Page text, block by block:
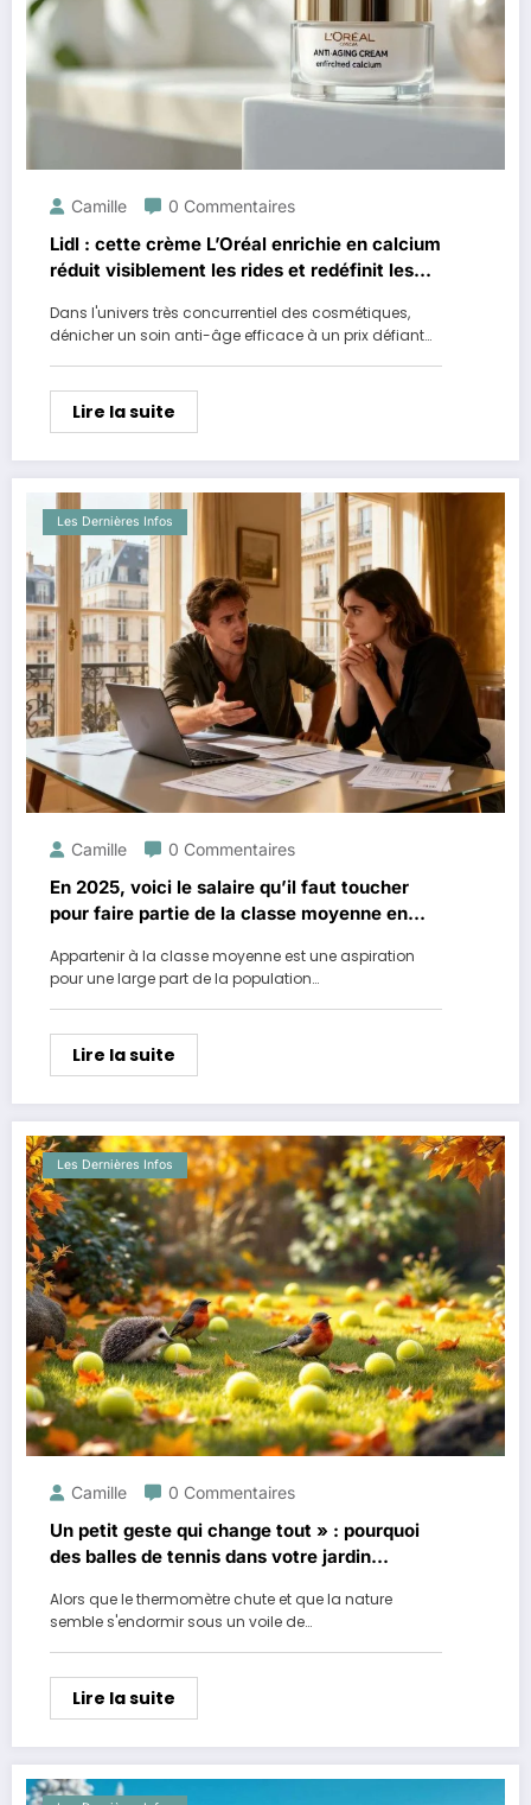
Camille 0 Commentaires
Lidl : cette crème L’Oréal enrichie en calcium
réduit visiblement les rides et redéfinit les
Dans l'univers très concurrentiel des cosmétiques,
dénicher un soin anti-âge efficace à un prix défiant…
Lire la suite
Les Dernières Infos
Camille 0 Commentaires
En 2025, voici le salaire qu’il faut toucher
pour faire partie de la classe moyenne en
Appartenir à la classe moyenne est une aspiration
pour une large part de la population…
Lire la suite
Les Dernières Infos
Camille 0 Commentaires
Un petit geste qui change tout » : pourquoi
des balles de tennis dans votre jardin
hérissons cet hiver
Alors que le thermomètre chute et que la nature
semble s'endormir sous un voile de…
Lire la suite